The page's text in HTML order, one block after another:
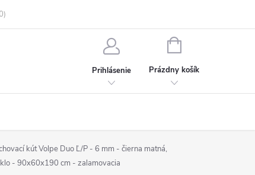
ochrany osobných údajov
Prihlásenie
NÁKUPNÝ
Prázdny košík
kút Volpe Duo Ľ/P - 6 mm - čierna matná,
- 90x60x190 cm - zalamovacia